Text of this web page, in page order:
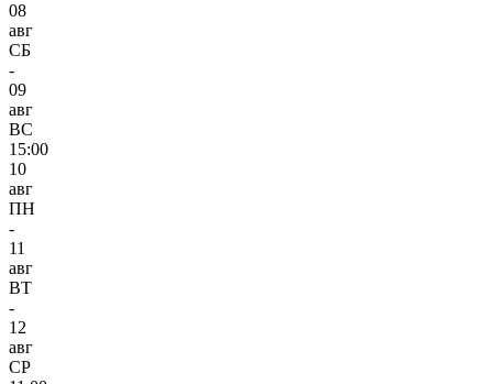
08
авг
СБ
-
09
авг
ВС
15:00
10
авг
ПН
-
11
авг
ВТ
-
12
авг
СР